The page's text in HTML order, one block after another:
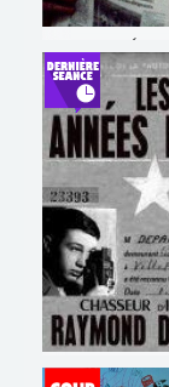
Horaires
Bande-
TOUT PUBLIC
LES